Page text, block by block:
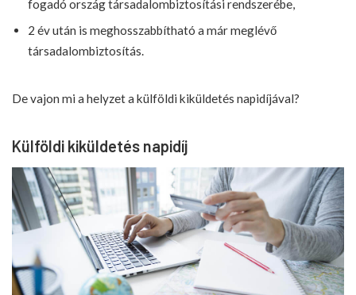
fogadó ország társadalombiztosítási rendszerébe,
2 év után is meghosszabbítható a már meglévő
társadalombiztosítás.
De vajon mi a helyzet a külföldi kiküldetés napidíjával?
Külföldi kiküldetés napidíj